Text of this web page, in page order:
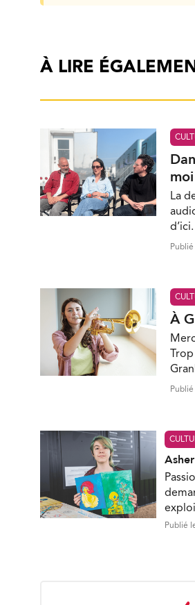
À LIRE
moi
La
d’ici.
À
Publié